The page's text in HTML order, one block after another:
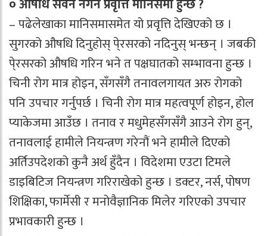
० औषधि सेवन नगर्ने प्रवृत्ति मानिसमा हुन्छ ?
– पढेलेखाका मानिसमासमेत यो प्रवृत्ति देखिएको छ ।
सुगरको औषधि दिनुहोस् पे्रसरको नदिनुस् भन्छन् । जबकी
पे्रसरको औषधि गरिन भने त पक्षघातको सम्भावना हुन्छ ।
चिनी रोग मात्र होइन, सँगसँगै तनावलगायत अरु रोगको
पनि उपचार गर्नुपर्छ । चिनी रोग मात्र महत्वपूर्ण होइन, होल
प्याकेजमा आउँछ । तनाव र मधुमेहसँगसँगै आउने रोग हुन्,
तनावलाई हामीले नियन्त्रण गरेनौं भने हामीले दिएको
अर्तिउपदेशको कुनै अर्थ हुँदैन । विदेशमा एउटा टिमले
डाइबिटिज नियन्त्रण गरिराखेको हुन्छ । डक्टर, नर्स, पोषण
शिक्षिका, फार्मेसी र मनोवैज्ञानिक मिलेर गरिएको उपचार
प्रभावकारी हुन्छ ।